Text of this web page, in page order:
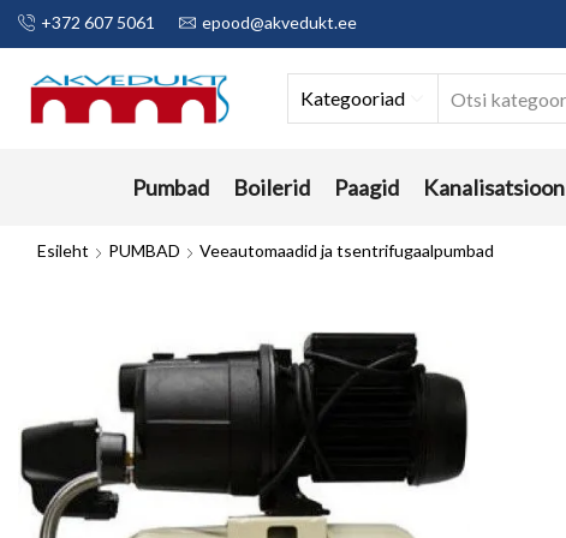
+372 607 5061 epood@akvedukt.ee
Kategooriad
Pumbad Boilerid Paagid Kanalisatsioon
Esileht PUMBAD Veeautomaadid ja tsentrifugaalpumbad